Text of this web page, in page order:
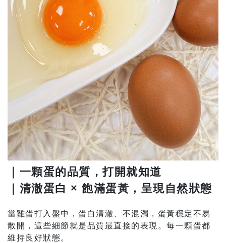
｜一顆蛋的品質，打開就知道
｜清澈蛋白 × 飽滿蛋黃，呈現自然狀態
當雞蛋打入盤中，蛋白清澈、不混濁，蛋黃穩定不易
散開，這些細節就是品質最直接的表現。每一顆蛋都
維持良好狀態。